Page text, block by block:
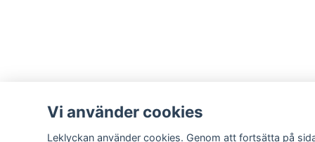
Vi använder cookies
Leklyckan använder cookies. Genom att fortsätta på